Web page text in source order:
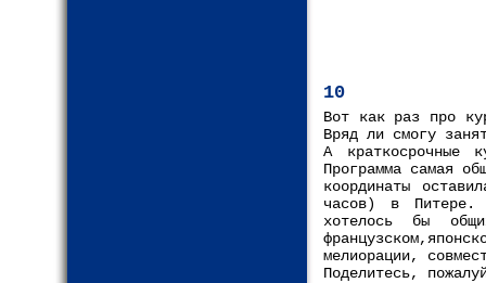
10
Вот как раз про
Вряд ли смогу
А краткосрочные
Программа самая
координаты
часов) в Питере.
хотелось бы
мелиорации,
Поделитесь,